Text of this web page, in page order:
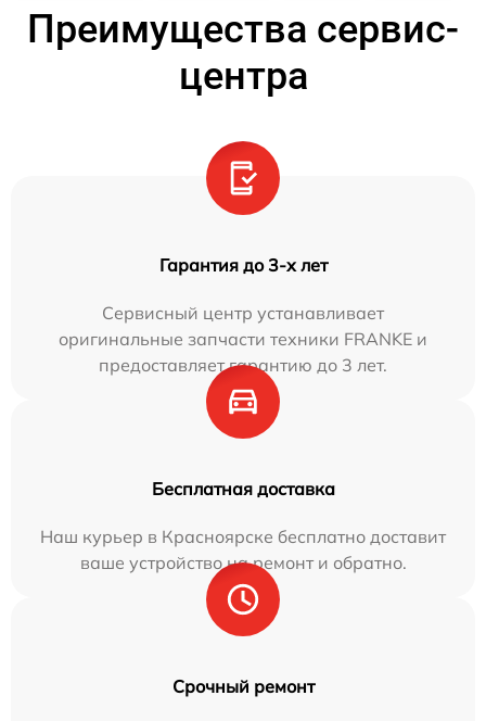
Преимущества сервис-
центра
Гарантия до 3-х лет
Сервисный центр устанавливает
оригинальные запчасти техники FRANKE и
предоставляет гарантию до 3 лет.
Бесплатная доставка
Наш курьер в Красноярске бесплатно доставит
ваше устройство на ремонт и обратно.
Срочный ремонт